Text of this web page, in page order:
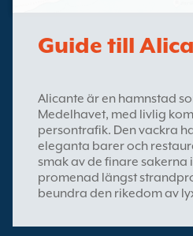
Guide till
Alicante är en hamnstad
Medelhavet, med livlig
persontrafik. Den vackra
eleganta barer och
smak av de finare sakerna
promenad längst
beundra den rikedom av